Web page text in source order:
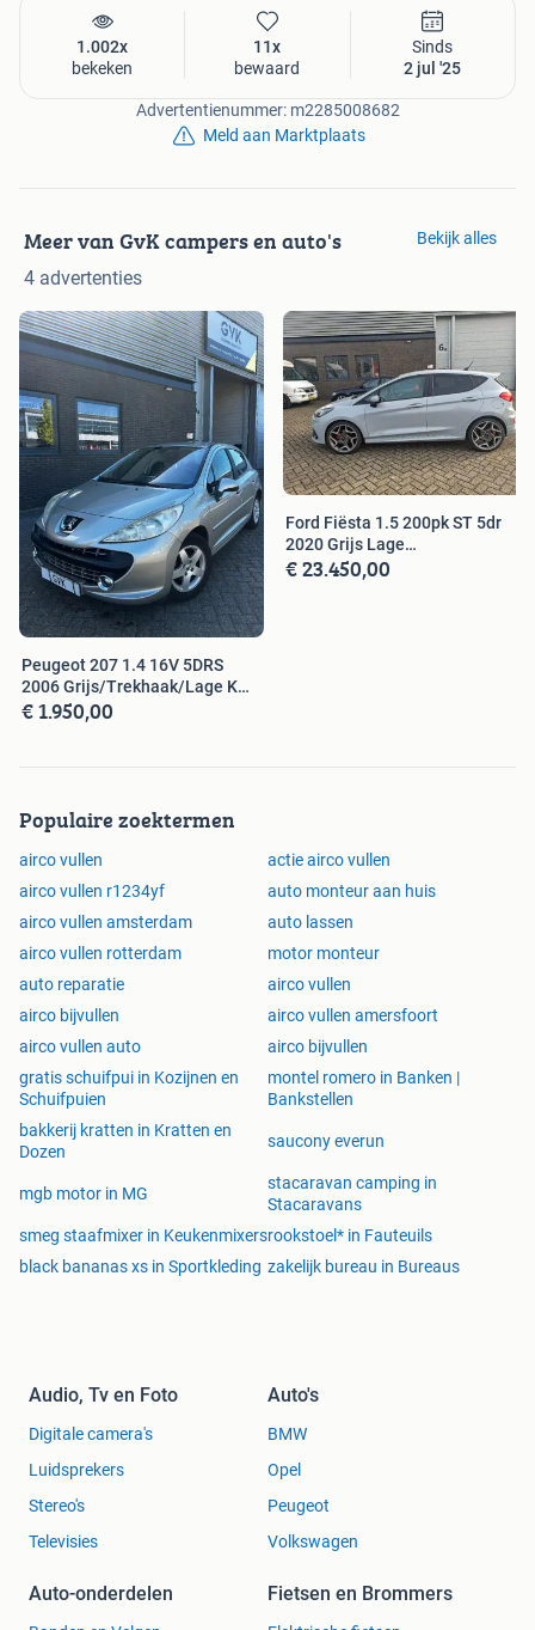
1.002x
bekeken
11x
bewaard
Sinds
2 jul '25
Advertentienummer: m2285008682
Meld aan Marktplaats
Meer van GvK campers en auto's
4 advertenties
Bekijk alles
Peugeot 207 1.4 16V 5DRS
2006 Grijs/Trekhaak/Lage KM.
stand
€ 1.950,00
Ford Fiësta 1.5 200pk ST 5dr
2020 Grijs Lage
Kilometerstand
€ 23.450,00
Populaire zoektermen
airco vullen
actie airco vullen
airco vullen r1234yf
auto monteur aan huis
airco vullen amsterdam
auto lassen
airco vullen rotterdam
motor monteur
auto reparatie
airco vullen
airco bijvullen
airco vullen amersfoort
airco vullen auto
airco bijvullen
gratis schuifpui in Kozijnen en
Schuifpuien
montel romero in Banken |
Bankstellen
bakkerij kratten in Kratten en
Dozen
saucony everun
mgb motor in MG
stacaravan camping in
Stacaravans
smeg staafmixer in Keukenmixersrookstoel* in Fauteuils
black bananas xs in Sportkleding zakelijk bureau in Bureaus
Audio, Tv en Foto
Digitale camera's
Luidsprekers
Stereo's
Televisies
Auto's
BMW
Opel
Peugeot
Volkswagen
Auto-onderdelen Fietsen en Brommers